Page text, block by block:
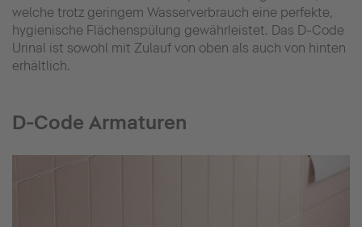
welche trotz geringem Wasserverbrauch eine perfekte,
hygienische Flächenspülung gewährleistet. Das D-Code
Urinal ist sowohl mit Zulauf von oben als auch von hinten
erhältlich.
D-Code Armaturen